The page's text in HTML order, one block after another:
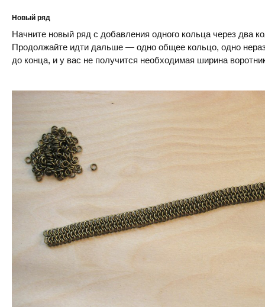
Новый ряд
Начните новый ряд с добавления одного кольца через два
Продолжайте идти дальше — одно общее кольцо, одно
до конца, и у вас не получится необходимая ширина